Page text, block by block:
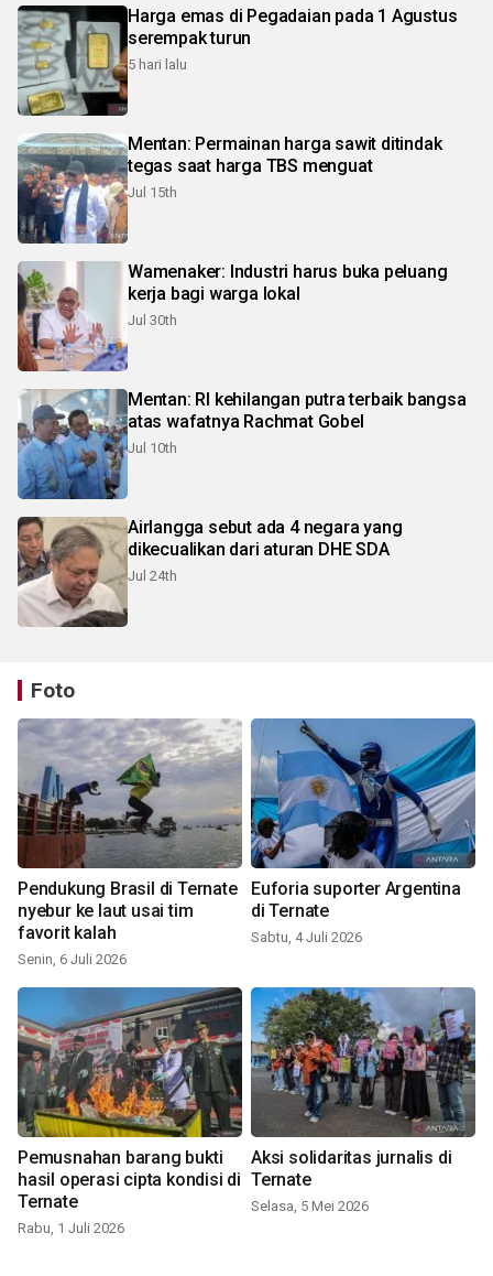
Harga emas di Pegadaian pada 1 Agustus
serempak turun
5 hari lalu
Mentan: Permainan harga sawit ditindak
tegas saat harga TBS menguat
Jul 15th
Wamenaker: Industri harus buka peluang
kerja bagi warga lokal
Jul 30th
Mentan: RI kehilangan putra terbaik bangsa
atas wafatnya Rachmat Gobel
Jul 10th
Airlangga sebut ada 4 negara yang
dikecualikan dari aturan DHE SDA
Jul 24th
Foto
Pendukung Brasil di Ternate
nyebur ke laut usai tim
favorit kalah
Senin, 6 Juli 2026
Euforia suporter Argentina
di Ternate
Sabtu, 4 Juli 2026
Pemusnahan barang bukti
hasil operasi cipta kondisi di
Ternate
Rabu, 1 Juli 2026
Aksi solidaritas jurnalis di
Ternate
Selasa, 5 Mei 2026